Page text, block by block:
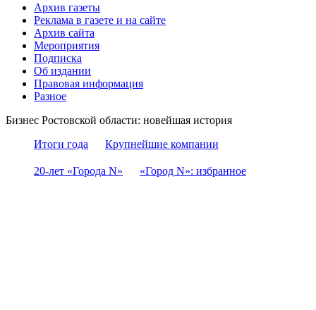
Архив газеты
Реклама в газете и на сайте
Архив сайта
Мероприятия
Подписка
Об издании
Правовая информация
Разное
Бизнес Ростовской области: новейшая история
Итоги года
Крупнейшие компании
20-лет «Города N» «Город N»: избранное